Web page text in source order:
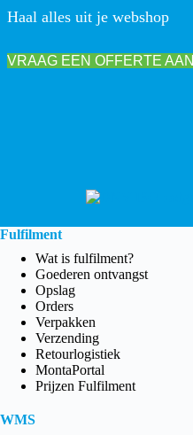
Haal alles uit je webshop
VRAAG EEN OFFERTE AAN
Fulfilment
Wat is fulfilment?
Goederen ontvangst
Opslag
Orders
Verpakken
Verzending
Retourlogistiek
MontaPortal
Prijzen Fulfilment
WMS